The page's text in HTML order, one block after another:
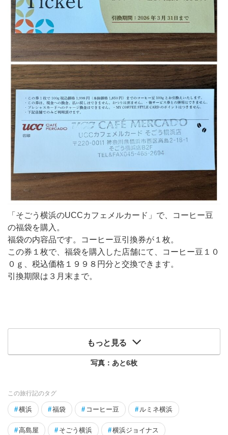
「そごう横浜のUCCカフェメルカード」で、コーヒー豆
の福袋を購入。
福袋の内容品です。コーヒー豆引換券が１枚。
この券１枚で、福袋を購入した店舗にて、コーヒー豆１０
０ｇ、税込価格１９９８円分と交換できます。
引換期限は３月末まで。
もっと見る
写真：あと6枚
この旅行記のタグ
#横浜 #福袋 # コーヒー豆 # ルミネ横浜
#高島屋 # そごう横浜 #横浜ジョイナス